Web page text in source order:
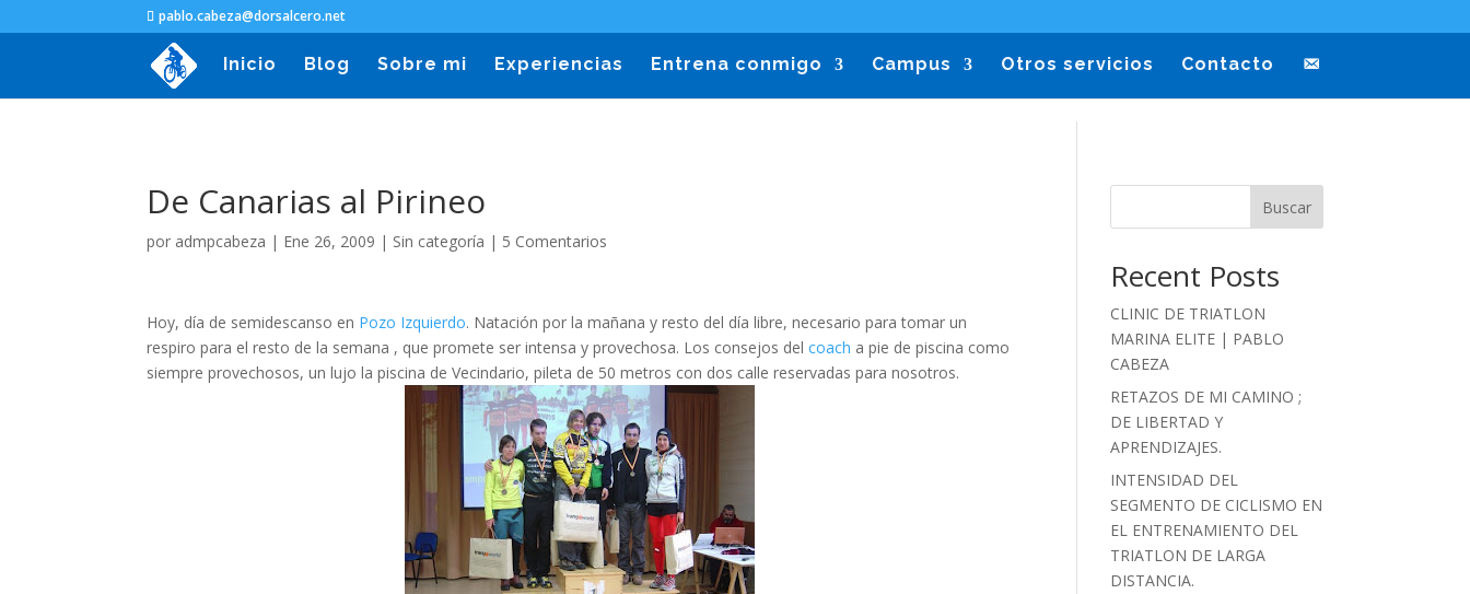
pablo.cabeza@dorsalcero.net
Inicio Blog Sobre mi Experiencias Entrena conmigo Campus Otros servicios Contacto
De Canarias al Pirineo
por admpcabeza | Ene 26, 2009 | Sin categoría | 5 Comentarios
Hoy, día de semidescanso en Pozo Izquierdo. Natación por la mañana y resto del día libre, necesario para tomar un
respiro para el resto de la semana , que promete ser intensa y provechosa. Los consejos delcoach a pie de piscina como
siempre provechosos, un lujo la piscina de Vecindario, pileta de 50 metros con dos calle reservadas para nosotros.
Buscar
Recent Posts
CLINIC DE TRIATLON
MARINA ELITE | PABLO
CABEZA
RETAZOS DE MI CAMINO ;
DE LIBERTAD Y
APRENDIZAJES.
INTENSIDAD DEL
SEGMENTO DE CICLISMO EN
EL ENTRENAMIENTO DEL
TRIATLON DE LARGA
DISTANCIA.